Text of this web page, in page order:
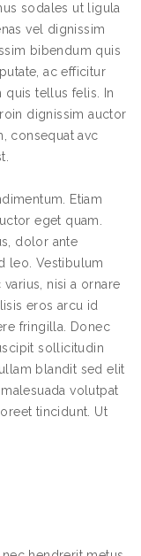
sodales ut ligula
vel dignissim
bibendum quis
ac efficitur
quis tellus felis. In
dignissim auctor
consequat avc
Etiam
eget quam.
dolor ante
leo. Vestibulum
nisi a ornare
eros arcu id
fringilla. Donec
sollicitudin
blandit sed elit
volutpat
tincidunt. Ut